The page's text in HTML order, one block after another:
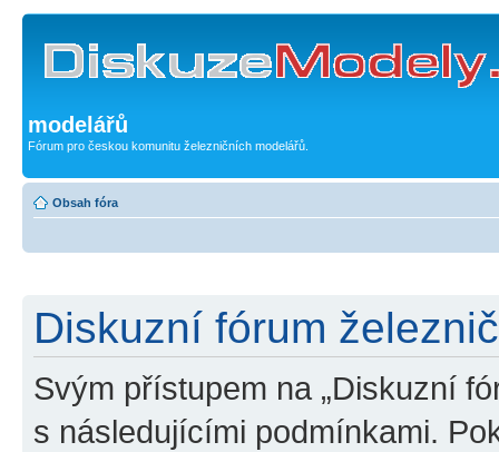
modelářů
Fórum pro českou komunitu železničních modelářů.
Obsah fóra
Diskuzní fórum
Svým přístupem na „Diskuzní
s následujícími podmínkami.